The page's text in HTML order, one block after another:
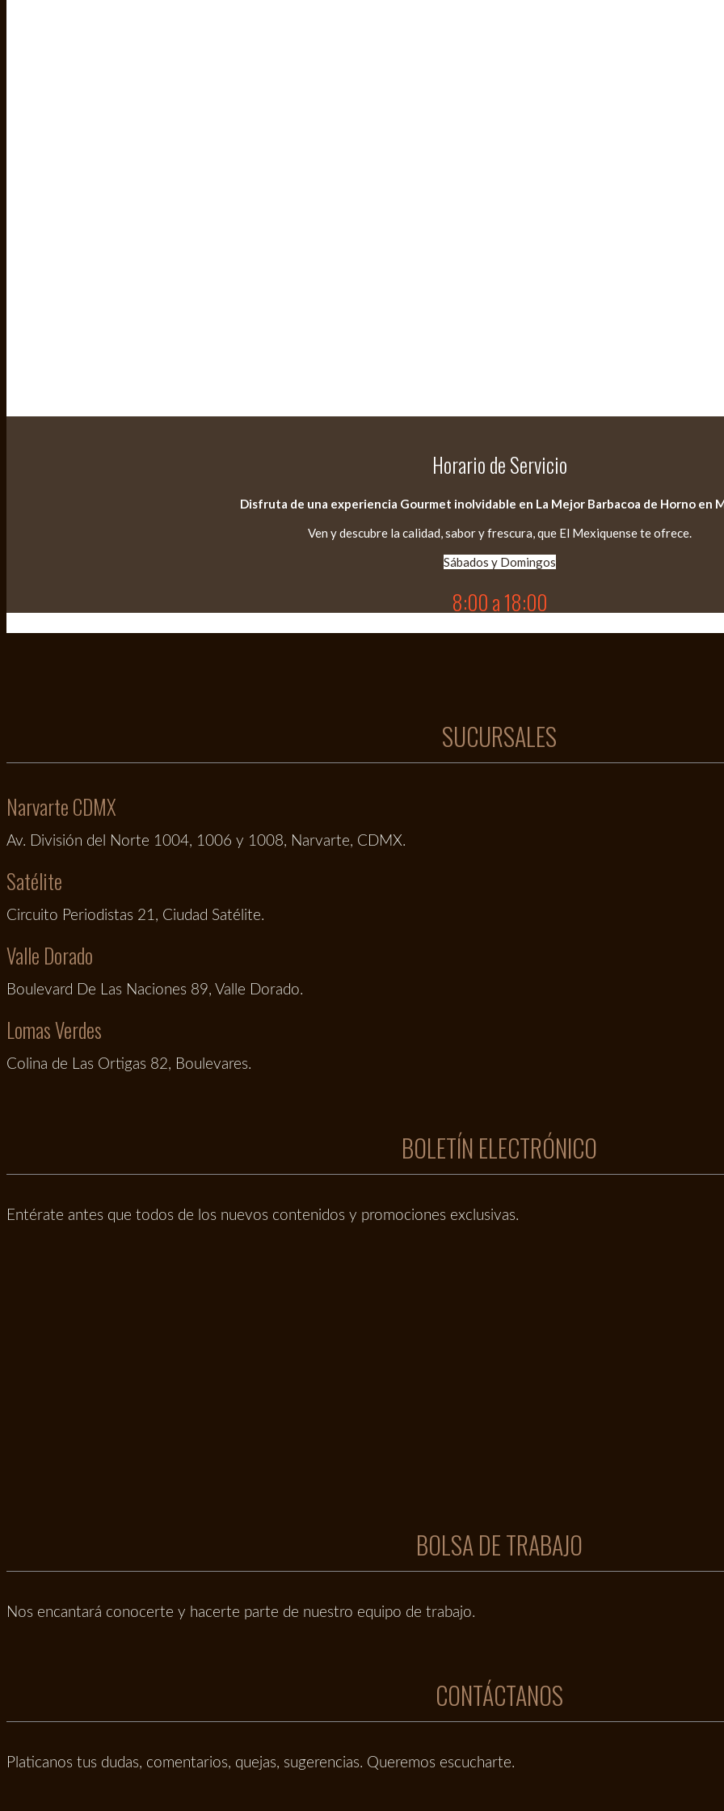
Horario de Servicio
Disfruta de una experiencia Gourmet inolvidable en La Mejor Barbacoa de Horno en
Ven y descubre la calidad, sabor y frescura, que El Mexiquense te ofrece.
Sábados y Domingos
8:00 a 18:00
SUCURSALES
Narvarte CDMX
Av. División del Norte 1004, 1006 y 1008, Narvarte, CDMX.
Satélite
Circuito Periodistas 21, Ciudad Satélite.
Valle Dorado
Boulevard De Las Naciones 89, Valle Dorado.
Lomas Verdes
Colina de Las Ortigas 82, Boulevares.
BOLETÍN ELECTRÓNICO
Entérate antes que todos de los nuevos contenidos y promociones exclusivas.
BOLSA DE TRABAJO
Nos encantará conocerte y hacerte parte de nuestro equipo de trabajo.
CONTÁCTANOS
Platicanos tus dudas, comentarios, quejas, sugerencias. Queremos escucharte.